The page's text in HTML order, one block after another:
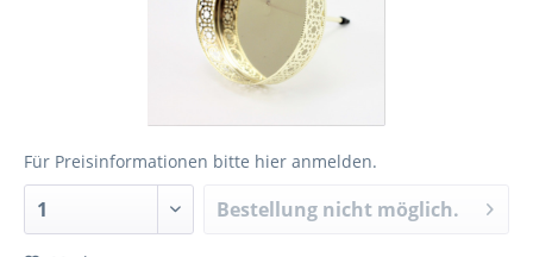
Für Preisinformationen bitte hier anmelden.
Bestellung nicht möglich.